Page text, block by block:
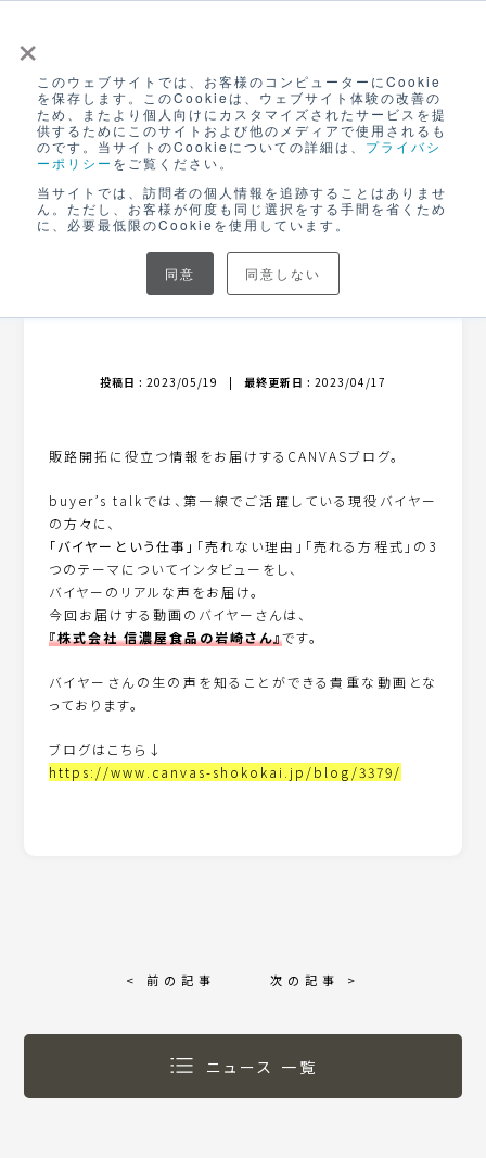
×
このウェブサイトでは、お客様のコンピューターにCookie
を保存します。このCookieは、ウェブサイト体験の改善の
ため、またより個人向けにカスタマイズされたサービスを提
供するためにこのサイトおよび他のメディアで使用されるも
のです。当サイトのCookieについての詳細は、 プライバシ
ーポリシー をご覧ください。
当サイトでは、訪問者の個人情報を追跡することはありませ
ん。ただし、お客様が何度も同じ選択をする手間を省くため
に、必要最低限のCookieを使用しています。
同意 同意しない
ログイン
無料アカウント登録
NEWS
buyer’s talk 01-1
（株）信濃屋食品 岩崎忠之さん
投稿日 : 2023/05/19 | 最終更新日 : 2023/04/17
販路開拓に役立つ情報をお届けするCANVASブログ。
buyer’s talkでは、第一線でご活躍している現役バイヤー
の方々に、
「バイヤーという仕事」 「売れない理由」「売れる方程式」の3
つのテーマについてインタビューをし、
バイヤーのリアルな声をお届け。
今回お届けする動画のバイヤーさんは、
『株式会社 信濃屋食品の岩崎さん』です。
バイヤーさんの生の声を知ることができる貴重な動画とな
っております。
ブログはこちら↓
https://www.canvas-shokokai.jp/blog/3379/
< 前の記事 次の記事 >
ニュース 一覧